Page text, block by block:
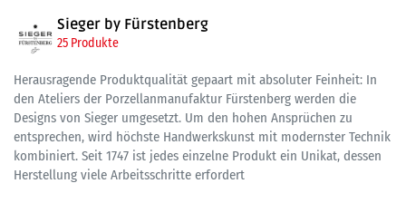
Sieger by Fürstenberg
25 Produkte
Herausragende Produktqualität gepaart mit absoluter Feinheit: In
den Ateliers der Porzellanmanufaktur Fürstenberg werden die
Designs von Sieger umgesetzt. Um den hohen Ansprüchen zu
entsprechen, wird höchste Handwerkskunst mit modernster Technik
kombiniert. Seit 1747 ist jedes einzelne Produkt ein Unikat, dessen
Herstellung viele Arbeitsschritte erfordert